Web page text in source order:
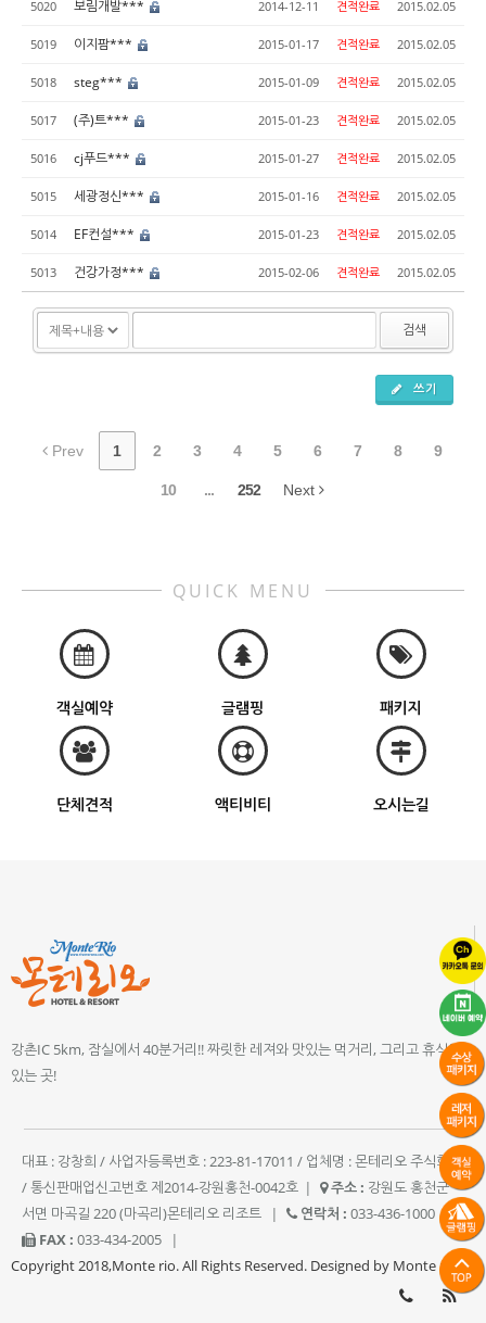
5020 보림개발*** 2014-12-11 견적완료 2015.02.05
5019 이지팜*** 2015-01-17 견적완료 2015.02.05
5018 steg*** 2015-01-09 견적완료 2015.02.05
5017 (주)트*** 2015-01-23 견적완료 2015.02.05
5016 cj푸드*** 2015-01-27 견적완료 2015.02.05
5015 세광정신*** 2015-01-16 견적완료 2015.02.05
5014 EF컨설*** 2015-01-23 견적완료 2015.02.05
5013 건강가정*** 2015-02-06 견적완료 2015.02.05
검색
쓰기
Prev 1 2 3 4 5 6 7 8 9
10 ... 252 Next
QUICK MENU
객실예약 글램핑 패키지
단체견적 액티비티 오시는길
강촌IC 5km, 잠실에서 40분거리!! 짜릿한 레져와 맛있는 먹거리, 그리고 휴식이
있는 곳!
대표 : 강창희 / 사업자등록번호 : 223-81-17011 / 업체명 : 몬테리오 주식회사
/ 통신판매업신고번호 제2014-강원홍천-0042호 | 주소 : 강원도 홍천군
서면 마곡길 220 (마곡리)몬테리오 리조트
| 연락처 : 033-436-1000
|
FAX : 033-434-2005
|
Copyright 2018,Monte rio. All Rights Reserved. Designed by Monte rio.